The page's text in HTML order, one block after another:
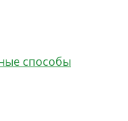
способы